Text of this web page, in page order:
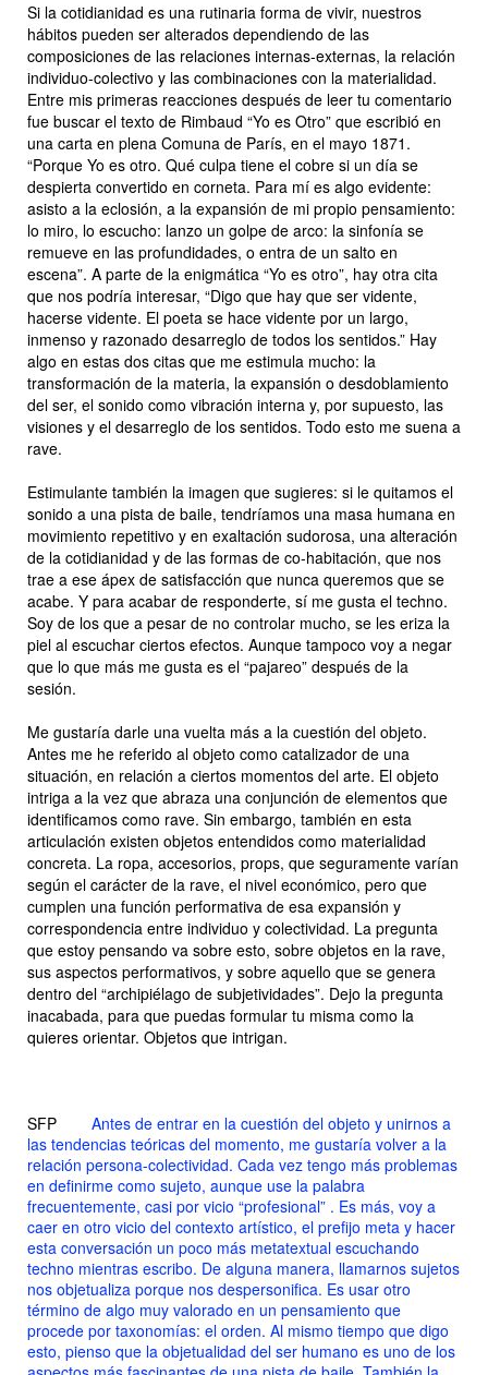
Si la cotidianidad es una rutinaria forma de vivir, nuestros
hábitos pueden ser alterados dependiendo de las
composiciones de las relaciones internas-externas, la relación
individuo-colectivo y las combinaciones con la materialidad.
Entre mis primeras reacciones después de leer tu comentario
fue buscar el texto de Rimbaud “Yo es Otro” que escribió en
una carta en plena Comuna de París, en el mayo 1871.
“Porque Yo es otro. Qué culpa tiene el cobre si un día se
despierta convertido en corneta. Para mí es algo evidente:
asisto a la eclosión, a la expansión de mi propio pensamiento:
lo miro, lo escucho: lanzo un golpe de arco: la sinfonía se
remueve en las profundidades, o entra de un salto en
escena”. A parte de la enigmática “Yo es otro”, hay otra cita
que nos podría interesar, “Digo que hay que ser vidente,
hacerse vidente. El poeta se hace vidente por un largo,
inmenso y razonado desarreglo de todos los sentidos.” Hay
algo en estas dos citas que me estimula mucho: la
transformación de la materia, la expansión o desdoblamiento
del ser, el sonido como vibración interna y, por supuesto, las
visiones y el desarreglo de los sentidos. Todo esto me suena a
rave.
Estimulante también la imagen que sugieres: si le quitamos el
sonido a una pista de baile, tendríamos una masa humana en
movimiento repetitivo y en exaltación sudorosa, una alteración
de la cotidianidad y de las formas de co-habitación, que nos
trae a ese ápex de satisfacción que nunca queremos que se
acabe. Y para acabar de responderte, sí me gusta el techno.
Soy de los que a pesar de no controlar mucho, se les eriza la
piel al escuchar ciertos efectos. Aunque tampoco voy a negar
que lo que más me gusta es el “pajareo” después de la
sesión.
Me gustaría darle una vuelta más a la cuestión del objeto.
Antes me he referido al objeto como catalizador de una
situación, en relación a ciertos momentos del arte. El objeto
intriga a la vez que abraza una conjunción de elementos que
identificamos como rave. Sin embargo, también en esta
articulación existen objetos entendidos como materialidad
concreta. La ropa, accesorios, props, que seguramente varían
según el carácter de la rave, el nivel económico, pero que
cumplen una función performativa de esa expansión y
correspondencia entre individuo y colectividad. La pregunta
que estoy pensando va sobre esto, sobre objetos en la rave,
sus aspectos performativos, y sobre aquello que se genera
dentro del “archipiélago de subjetividades”. Dejo la pregunta
inacabada, para que puedas formular tu misma como la
quieres orientar. Objetos que intrigan.
SFP
Antes de entrar en la cuestión del objeto y unirnos a
las tendencias teóricas del momento, me gustaría volver a la
relación persona-colectividad. Cada vez tengo más problemas
en definirme como sujeto, aunque use la palabra
frecuentemente, casi por vicio “profesional” . Es más, voy a
caer en otro vicio del contexto artístico, el prefijo meta y hacer
esta conversación un poco más metatextual escuchando
techno mientras escribo. De alguna manera, llamarnos sujetos
nos objetualiza porque nos despersonifica. Es usar otro
término de algo muy valorado en un pensamiento que
procede por taxonomías: el orden. Al mismo tiempo que digo
esto, pienso que la objetualidad del ser humano es uno de los